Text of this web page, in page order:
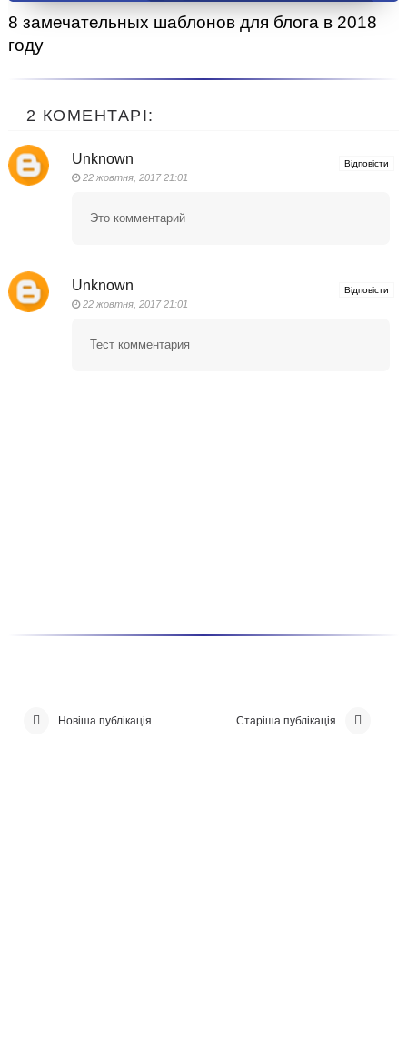
8 замечательных шаблонов для блога в 2018
году
2 КОМЕНТАРІ:
Unknown
22 жовтня, 2017 21:01
Это комментарий
Відповісти
Unknown
22 жовтня, 2017 21:01
Тест комментария
Відповісти
Новіша публікація Старіша публікація